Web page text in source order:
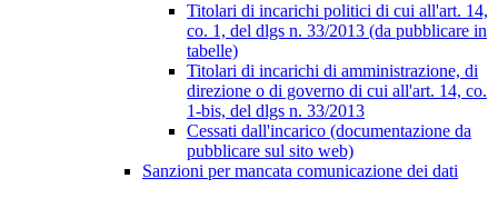
Titolari di incarichi politici di cui all'art. 14,
co. 1, del dlgs n. 33/2013 (da pubblicare in
tabelle)
Titolari di incarichi di amministrazione, di
direzione o di governo di cui all'art. 14, co.
1-bis, del dlgs n. 33/2013
Cessati dall'incarico (documentazione da
pubblicare sul sito web)
Sanzioni per mancata comunicazione dei dati